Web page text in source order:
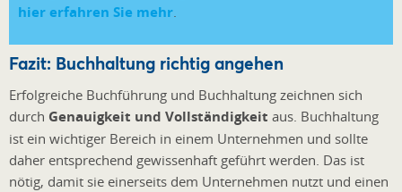
hier erfahren Sie mehr
Fazit: Buchhaltung richtig angehen
Erfolgreiche Buchführung und Buchhaltung zeichnen sich
durch Genauigkeit und Vollständigkeit aus. Buchhaltung
ist ein wichtiger Bereich in einem Unternehmen und sollte
daher entsprechend gewissenhaft geführt werden. Das ist
nötig, damit sie einerseits dem Unternehmen nutzt und einen